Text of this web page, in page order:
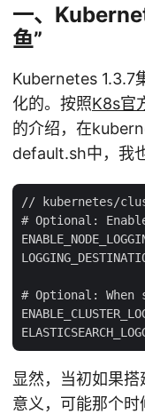
一、
鱼”
Kubernetes 1.3.7
化的。按照K8s官
的介绍，在
default.sh中，我
// kubernetes/
# Optional:
# Optional:
显然，当初如果
意义，可能那个